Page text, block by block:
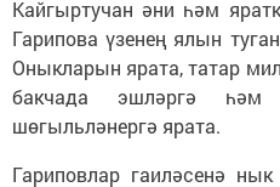
Кайгыртучан әни һәм
Гарипова үзенең ялын
Оныкларын ярата, татар
бакчада эшләргә һәм
шөгыльләнергә ярата.
Гариповлар гаиләсенә